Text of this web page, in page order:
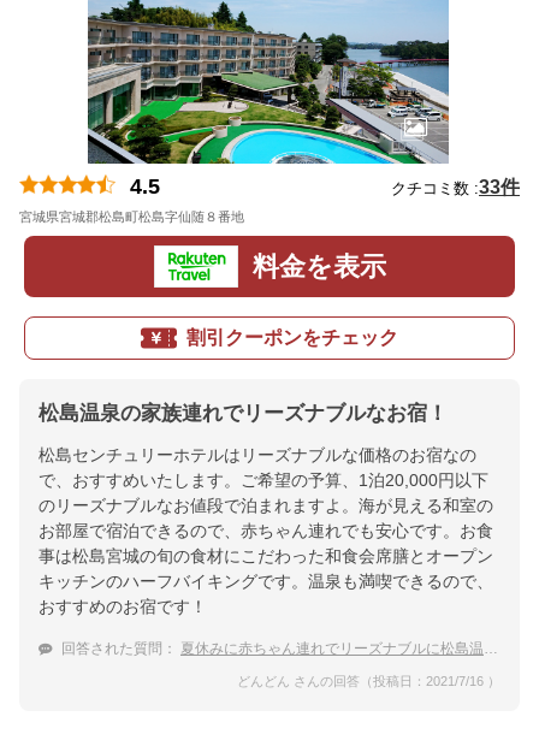
4.5 クチコミ数 :33件
宮城県宮城郡松島町松島字仙随８番地
料金を表示
割引クーポンをチェック
松島温泉の家族連れでリーズナブルなお宿！
松島センチュリーホテルはリーズナブルな価格のお宿なの
で、おすすめいたします。ご希望の予算、1泊20,000円以下
のリーズナブルなお値段で泊まれますよ。海が見える和室の
お部屋で宿泊できるので、赤ちゃん連れでも安心です。お食
事は松島宮城の旬の食材にこだわった和食会席膳とオープン
キッチンのハーフバイキングです。温泉も満喫できるので、
おすすめのお宿です！
回答された質問： 夏休みに赤ちゃん連れでリーズナブルに松島温泉に行きたい
どんどん さんの回答（投稿日：2021/7/16 ）